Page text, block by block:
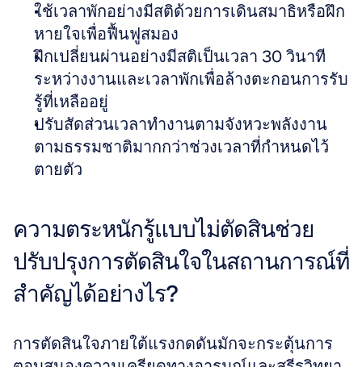
ใช้เวลาพักอย่างมีสติด้วยการเดินสมาธิหรือฝึก
หายใจเพื่อฟื้นฟูสมอง
ฝึกเปลี่ยนผ่านอย่างมีสติเป็นเวลา 30 วินาที
ระหว่างงานและเวลาพักเพื่อล้างตะกอนการรับ
รู้ที่เหลืออยู่
ปรับสัดส่วนเวลาทำงานตามจังหวะพลังงาน
ตามธรรมชาติมากกว่าช่วงเวลาที่กำหนดไว้
ตายตัว
ความตระหนักรู้แบบไม่ตัดสินช่วย
ปรับปรุงการตัดสินใจในสถานการณ์ที่
สำคัญได้อย่างไร?
การตัดสินใจภายใต้แรงกดดันมักจะกระตุ้นการ